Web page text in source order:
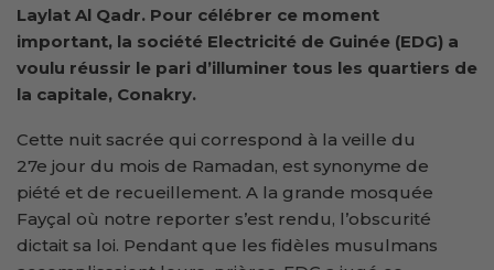
Laylat Al Qadr. Pour célébrer ce moment
important, la société Electricité de Guinée (EDG) a
voulu réussir le pari d’illuminer tous les quartiers de
la capitale, Conakry.
Cette nuit sacrée qui correspond à la veille du
27e jour du mois de Ramadan, est synonyme de
piété et de recueillement. A la grande mosquée
Fayçal où notre reporter s’est rendu, l’obscurité
dictait sa loi. Pendant que les fidèles musulmans